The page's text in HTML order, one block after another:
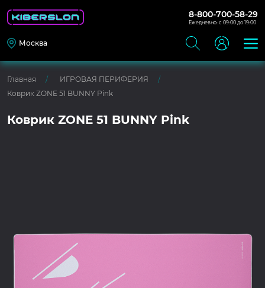
8-800-700-58-29
Ежедневно: с 09:00 до 19:00
Москва
Главная
ИГРОВАЯ ПЕРИФЕРИЯ
Коврик ZONE 51 BUNNY Pink
Коврик ZONE 51 BUNNY Pink